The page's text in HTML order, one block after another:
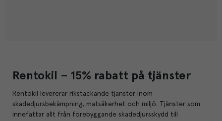
Rentokil – 15% rabatt på tjänster
Rentokil levererar rikstäckande tjänster inom
skadedjursbekämpning, matsäkerhet och miljö. Tjänster som
innefattar allt från förebyggande skadedjursskydd till